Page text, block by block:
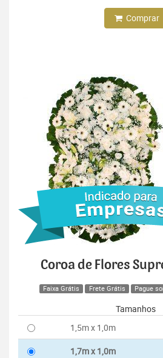
Comprar
Coroa de Flores
Faixa Grátis Frete Grátis Pague
Tamanhos
1,5m x 1,0m
1,7m x 1,0m